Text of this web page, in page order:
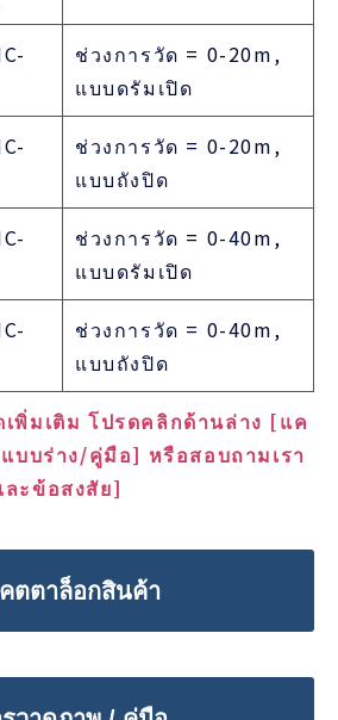
ช่วงการวัด = 0-20m,
แบบดรัมเปิด
ช่วงการวัด = 0-20m,
แบบถังปิด
ช่วงการวัด = 0-40m,
แบบดรัมเปิด
ช่วงการวัด = 0-40m,
แบบถังปิด
เพิ่มเติม โปรดคลิกด้านล่าง [แค
บร่าง/คู่มือ] หรือสอบถามเรา
ะข้อสงสัย]
ตตาล็อกสินค้า